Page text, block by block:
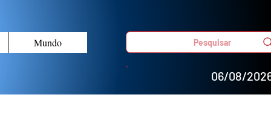
Mundo Pesquisar
06/08/